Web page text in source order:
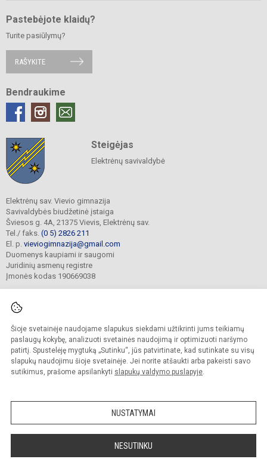
Šioje svetainėje naudojame slapukus siekdami užtikrinti jums teikiamų
paslaugų kokybę, analizuoti svetainės naudojimą ir optimizuoti naršymo
patirtį. Spustelėję mygtuką „Sutinku“, jūs patvirtinate, kad sutinkate su visų
slapukų naudojimu šioje svetainėje. Jei norite atšaukti arba pakeisti savo
sutikimus, prašome apsilankyti slapukų valdymo puslapyje.
NUSTATYMAI
NESUTINKU
Pastebėjote klaidų?
Turite pasiūlymų?
RAŠYKITE
Bendraukime
Steigėjas
Elektrėnų savivaldybė
Elektrėnų sav. Vievio gimnazija
Savivaldybės biudžetinė įstaiga
Šviesos g. 4A, 21375 Vievis, Elektrėnų sav.
Tel./ faks. (0 5) 2826 211
El. p. vieviogimnazija@gmail.com
Duomenys kaupiami ir saugomi
Juridinių asmenų registre
Įmonės kodas 190669038
© 2022. Elektrėnų sav. Vievio gimnazija. Visos teisės saugomos.
Kopijuoti turinį be raštiško gimnazijos sutikimo griežtai draudžiama.
Prieinamumo paraiška Slapukų valdymas
Sumanus būdas atnaujinti